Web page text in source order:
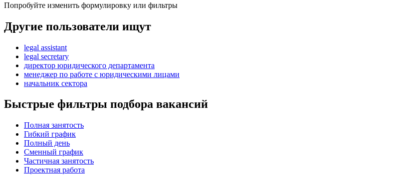
Попробуйте изменить формулировку или фильтры
Другие пользователи ищут
legal assistant
legal secretary
директор юридического департамента
менеджер по работе с юридическими лицами
начальник сектора
Быстрые фильтры подбора вакансий
Полная занятость
Гибкий график
Полный день
Сменный график
Частичная занятость
Проектная работа